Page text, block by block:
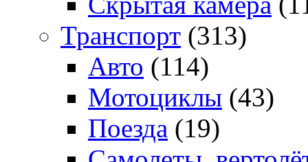
Транспорт (313)
Авто (114)
Мотоциклы (43)
Поезда (19)